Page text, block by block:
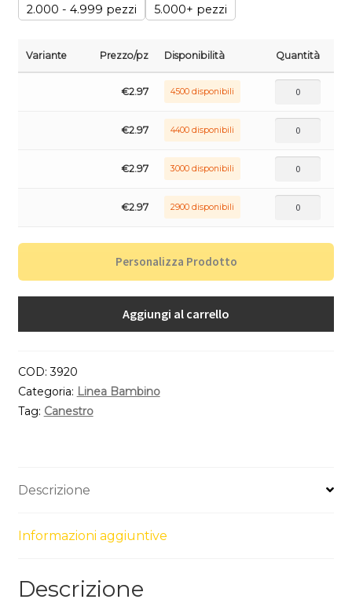
2.000 - 4.999 pezzi 5.000+ pezzi
Variante Prezzo/pz Disponibilità Quantità
€2.97 4500 disponibili
€2.97 4400 disponibili
€2.97 3000 disponibili
€2.97 2900 disponibili
Personalizza Prodotto
Aggiungi al carrello
COD:3920
Categoria: Linea Bambino
Tag: Canestro
Descrizione
Informazioni aggiuntive
Descrizione